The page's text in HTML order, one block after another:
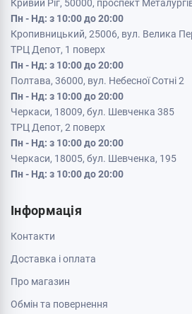
Кременчук, 39600, вул. Соборна 9/16
Пн - Нд: з 10:00 до 20:00
Кривий Ріг, 50000, проспект Металургів
Кропивницький, 25006, вул. Велика
Полтава, 36000, вул. Небесної Сотні 2
Пн - Нд: з 10:00 до 20:00
ТРЦ Депот, 2 поверх